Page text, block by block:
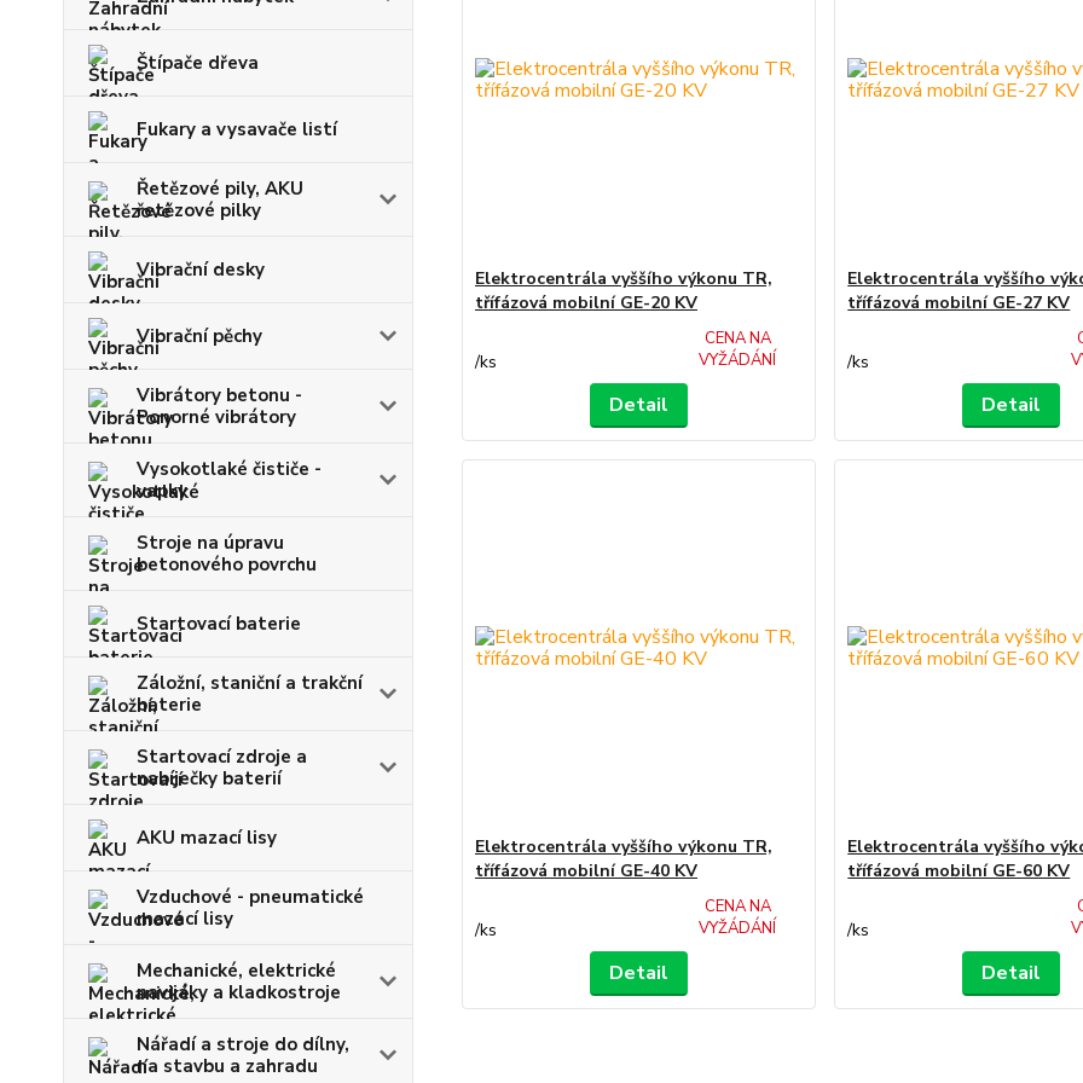
Štípače dřeva
Fukary a vysavače listí
Řetězové pily, AKU
řetězové pilky
Vibrační desky
Vibrační pěchy
Vibrátory betonu -
Ponorné vibrátory
Vysokotlaké čističe -
vapky
Stroje na úpravu
betonového povrchu
Startovací baterie
Záložní, staniční a trakční
baterie
Startovací zdroje a
nabíječky baterií
AKU mazací lisy
Vzduchové - pneumatické
mazací lisy
Mechanické, elektrické
navijáky a kladkostroje
Nářadí a stroje do dílny,
na stavbu a zahradu
Elektrocentrála vyššího výkonu TR,
třífázová mobilní GE-20 KV
/ks
CENA NA
VYŽÁDÁNÍ
Detail
Elektrocentrála vyššího
třífázová mobilní GE-27 KV
/ks
Detail
Elektrocentrála vyššího výkonu TR,
třífázová mobilní GE-40 KV
/ks
CENA NA
VYŽÁDÁNÍ
Detail
Elektrocentrála vyššího
třífázová mobilní GE-60 KV
/ks
Detail